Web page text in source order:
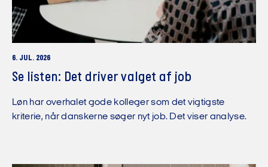
6. JUL. 2026
Se listen: Det driver valget af job
Løn har overhalet gode kolleger som det vigtigste
kriterie, når danskerne søger nyt job. Det viser analyse.